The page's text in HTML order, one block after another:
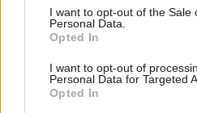
consent section.
I want to opt-out of the Sale
Personal Data.
Opted In
I want to opt-out of
Personal Data for Targeted
Opted In
Extra groot formaat
WebP(1.7 MB)
JPEG(4.6 MB)